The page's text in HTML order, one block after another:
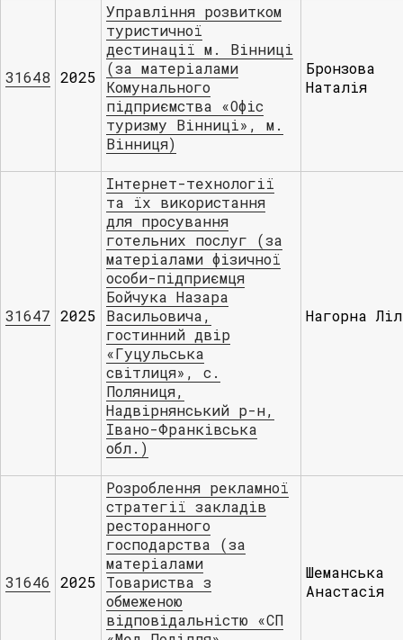
31648 2025
Управління розвитком
туристичної
дестинації м. Вінниці
(за матеріалами
Комунального
підприємства «Офіс
туризму Вінниці», м.
Вінниця)
Бронзова
Наталія
31647 2025
Інтернет-технології
та їх використання
для просування
готельних послуг (за
матеріалами фізичної
особи-підприємця
Бойчука Назара
Васильовича,
гостинний двір
«Гуцульська
світлиця», с.
Поляниця,
Надвірнянський р-н,
Івано-Франківська
обл.)
Нагорна
31646 2025
Розроблення рекламної
стратегії закладів
ресторанного
господарства (за
матеріалами
Товариства з
обмеженою
відповідальністю «СП
Шеманська
Анастасія